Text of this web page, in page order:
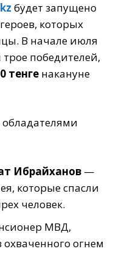
будет запущено
которых
В начале июля
победителей,
тенге накануне
Ибрайханов —
которые спасли
человек.
МВД,
охваченного огнем